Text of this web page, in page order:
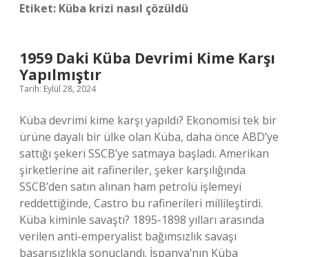
Etiket: Küba krizi nasıl çözüldü
1959 Daki Küba Devrimi Kime Karşı
Yapılmıştır
Tarih: Eylül 28, 2024
Küba devrimi kime karşı yapıldı? Ekonomisi tek bir
ürüne dayalı bir ülke olan Küba, daha önce ABD’ye
sattığı şekeri SSCB’ye satmaya başladı. Amerikan
şirketlerine ait rafineriler, şeker karşılığında
SSCB’den satın alınan ham petrolü işlemeyi
reddettiğinde, Castro bu rafinerileri millileştirdi.
Küba kiminle savaştı? 1895-1898 yılları arasında
verilen anti-emperyalist bağımsızlık savaşı
başarısızlıkla sonuçlandı. İspanya’nın Küba